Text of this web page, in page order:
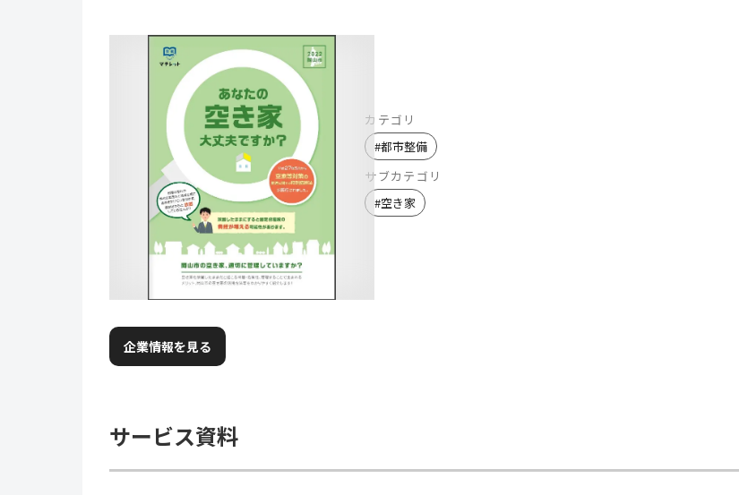
カテゴリ
#都市整備
サブカテゴリ
#空き家
企業情報を見る
サービス資料